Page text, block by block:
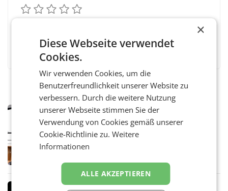
FacebookTwitterMessengerWhatsAppLinkedInXING Teilen
MARKETING & MEDIA
Pilnacek-U-Ausschuss - Presserat
fordert sensible Berichterstattung
dazu auf, im U-Ausschuss zu den
Sektionschefs im Justizministerium, Christian
Pilnacek, auf sensible
MARKETING & MEDIA
×
Diese Webseite verwendet
Cookies.
Wir verwenden Cookies, um die
Benutzerfreundlichkeit unserer Website zu
verbessern. Durch die weitere Nutzung
unserer Webseite stimmen Sie der
Verwendung von Cookies gemäß unserer
Cookie-Richtlinie zu.Weitere
Informationen
ALLE AKZEPTIEREN